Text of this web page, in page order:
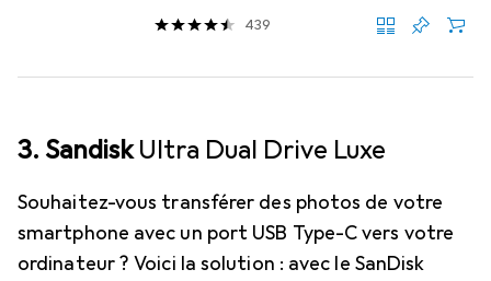
439
3. SandiskUltra Dual Drive Luxe
Souhaitez-vous transférer des photos de votre
smartphone avec un port USB Type-C vers votre
ordinateur ? Voici la solution : avec le SanDisk